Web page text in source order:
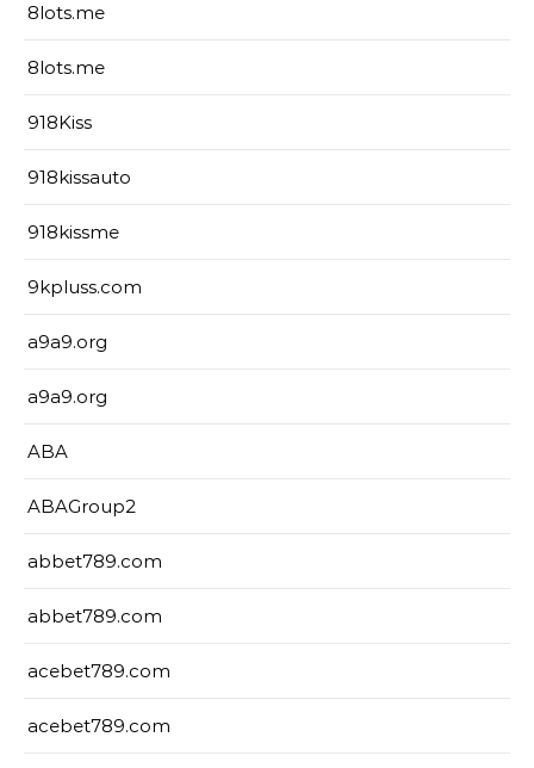
8lots.me
8lots.me
918Kiss
918kissauto
918kissme
9kpluss.com
a9a9.org
a9a9.org
ABA
ABAGroup2
abbet789.com
abbet789.com
acebet789.com
acebet789.com